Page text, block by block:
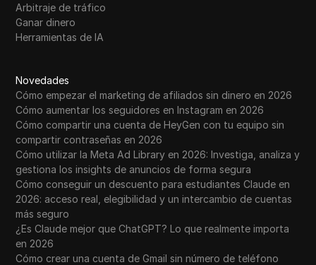
Arbitraje de tráfico
Ganar dinero
Herramientas de IA
Novedades
Cómo empezar el marketing de afiliados sin dinero en 2026
Cómo aumentar los seguidores en Instagram en 2026
Cómo compartir una cuenta de HeyGen con tu equipo sin
compartir contraseñas en 2026
Cómo utilizar la Meta Ad Library en 2026: Investiga, analiza y
gestiona los insights de anuncios de forma segura
Cómo conseguir un descuento para estudiantes Claude en
2026: acceso real, elegibilidad y un intercambio de cuentas
más seguro
¿Es Claude mejor que ChatGPT? Lo que realmente importa
en 2026
Cómo crear una cuenta de Gmail sin número de teléfono